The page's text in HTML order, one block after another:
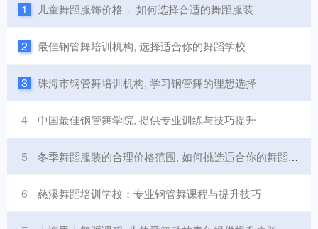
1 儿童舞蹈服饰价格， 如何选择合适的舞蹈服装
2 最佳钢管舞培训机构, 选择适合你的舞蹈学校
3 珠海市钢管舞培训机构, 学习钢管舞的理想选择
4 中国最佳钢管舞学院, 提供专业训练与技巧提升
5 冬季舞蹈服装的合理价格范围, 如何挑选适合你的舞蹈服装?
6 慈溪舞蹈培训学校：专业钢管舞课程与提升技巧